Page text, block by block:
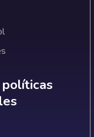
y políticas